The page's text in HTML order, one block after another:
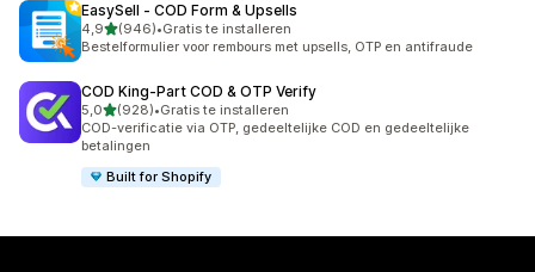
EasySell ‑ COD Form & Upsells
4,9van 5 sterren
(946)
946 recensies in totaal
•Gratis te installeren
Bestelformulier voor rembours met upsells, OTP en antifraude
COD King‑Part COD & OTP Verify
5,0van 5 sterren
(928)
928 recensies in totaal
•Gratis te installeren
COD-verificatie via OTP, gedeeltelijke COD en gedeeltelijke
betalingen
Built for Shopify